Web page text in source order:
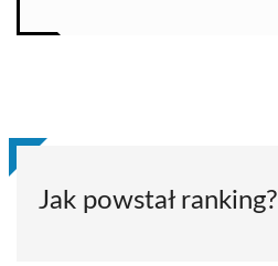
Jak powstał ranking?